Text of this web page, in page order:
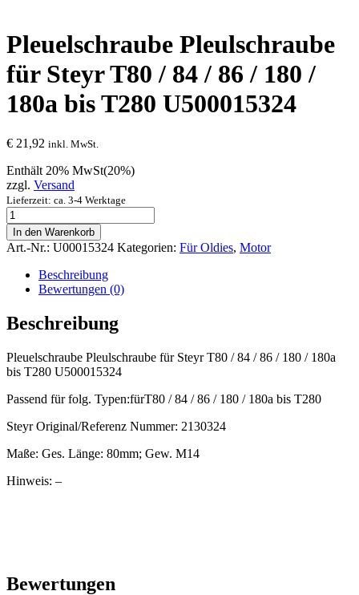
Pleuelschraube Pleulschraube
für Steyr T80 / 84 / 86 / 180 /
180a bis T280 U500015324
€ 21,92 inkl. MwSt.
Enthält 20% MwSt(20%)
zzgl. Versand
Lieferzeit: ca. 3-4 Werktage
Pleuelschraube
Pleulschraube
für
Steyr
T80
/
86
180
/
bis
U500015324
In den Warenkorb
Art.-Nr.: U00015324 Kategorien: Für Oldies, Motor
Beschreibung
Bewertungen (0)
Beschreibung
Pleuelschraube Pleulschraube für Steyr T80 / 84 / 86 / 180 / 180a
bis T280 U500015324
Passend für folg. Typen:fürT80 / 84 / 86 / 180 / 180a bis T280
Steyr Original/Referenz Nummer: 2130324
Maße: Ges. Länge: 80mm; Gew. M14
Hinweis: –
Bewertungen